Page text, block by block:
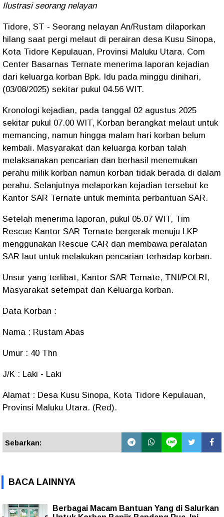
Ilustrasi seorang nelayan
Tidore, ST - Seorang nelayan An/Rustam dilaporkan
hilang saat pergi melaut di perairan desa Kusu Sinopa,
Kota Tidore Kepulauan, Provinsi Maluku Utara. Com
Center Basarnas Ternate menerima laporan kejadian
dari keluarga korban Bpk. Idu pada minggu dinihari,
(03/08/2025) sekitar pukul 04.56 WIT.
Kronologi kejadian, pada tanggal 02 agustus 2025
sekitar pukul 07.00 WIT, Korban berangkat melaut untuk
memancing, namun hingga malam hari korban belum
kembali. Masyarakat dan keluarga korban talah
melaksanakan pencarian dan berhasil menemukan
perahu milik korban namun korban tidak berada di dalam
perahu. Selanjutnya melaporkan kejadian tersebut ke
Kantor SAR Ternate untuk meminta perbantuan SAR.
Setelah menerima laporan, pukul 05.07 WIT, Tim
Rescue Kantor SAR Ternate bergerak menuju LKP
menggunakan Rescue CAR dan membawa peralatan
SAR laut untuk melakukan pencarian terhadap korban.
Unsur yang terlibat, Kantor SAR Ternate, TNI/POLRI,
Masyarakat setempat dan Keluarga korban.
Data Korban :
Nama : Rustam Abas
Umur : 40 Thn
J/K : Laki - Laki
Alamat : Desa Kusu Sinopa, Kota Tidore Kepulauan,
Provinsi Maluku Utara. (Red).
Sebarkan:
BACA LAINNYA
Berbagai Macam Bantuan Yang di Salurkan